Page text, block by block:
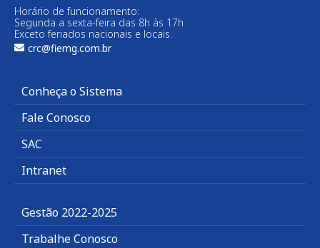
Horário de funcionamento:
Segunda a sexta-feira das 8h às 17h
Exceto feriados nacionais e locais.
crc@fiemg.com.br
Conheça o Sistema
Fale Conosco
SAC
Intranet
Gestão 2022-2025
Trabalhe Conosco